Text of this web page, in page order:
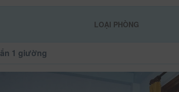
LOẠI PHÒNG
1 giường